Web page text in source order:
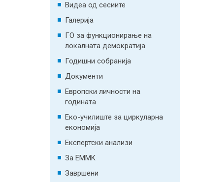
Видеа од сесиите
Галерија
ГО за функционирање на
локалната демократија
Годишни собранија
Документи
Европски личности на
годината
Еко-училиште за циркуларна
економија
Експертски анализи
За EMMK
Завршени